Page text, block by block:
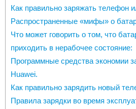
Как правильно заряжать телефон
Распространенные «мифы» о
Что может говорить о том, что
приходить в нерабочее состояние:
Программные средства экономии
Huawei.
Как правильно зарядить новый
Правила зарядки во время